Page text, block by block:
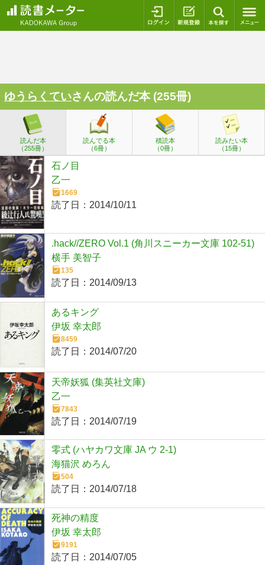
ログイン 新規登録
ゆうらくていさんの読んだ本 (255冊)
読んだ本
（255冊）
読んでる本
（6冊）
積読本
（0冊）
読みたい本
（15冊）
石ノ目
乙一
1669
読了日： 2014/10/11
.hack//ZERO Vol.1 (角川スニーカー文庫 102-51)
横手 美智子
135
読了日： 2014/09/13
あるキング
伊坂 幸太郎
8459
読了日： 2014/07/20
天帝妖狐 (集英社文庫)
乙一
7843
読了日： 2014/07/19
零式 (ハヤカワ文庫 JA ウ 2-1)
海猫沢 めろん
504
読了日： 2014/07/18
死神の精度
伊坂 幸太郎
9191
読了日： 2014/07/05